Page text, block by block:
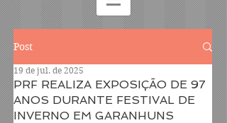
Post
PRF REALIZA EXPOSIÇÃO DE 97
ANOS DURANTE FESTIVAL DE
INVERNO EM GARANHUNS
19 de jul. de 2025